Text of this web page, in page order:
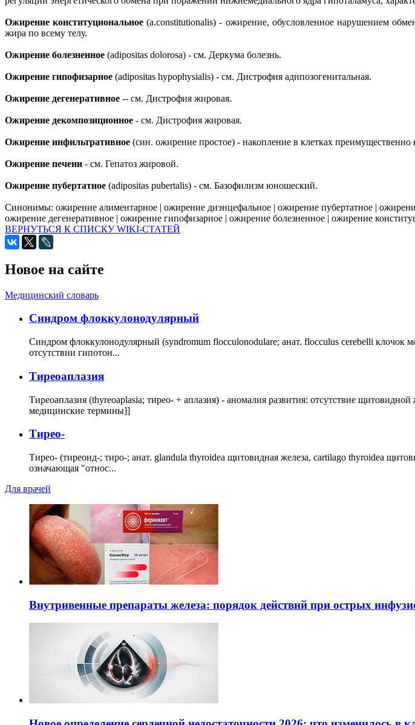
Ожирение конституциональное (a.constitutionalis) - ожирение, обусловленное нарушением
жира по всему телу.
Ожирение болезненное (adipositas dolorosa) - см. Деркума болезнь.
Ожирение гипофизарное (adipositas hypophysialis) - см. Дистрофия адипозогенитальная.
Ожирение дегенеративное -- см. Дистрофия жировая.
Ожирение декомпозиционное - см. Дистрофия жировая.
Ожирение инфильтративное (син. ожирение простое) - накопление в клетках
Ожирение печени - см. Гепатоз жировой.
Ожирение пубертатное (adipositas pubertalis) - см. Базофилизм юношеский.
Синонимы: ожирение алиментарное | ожирение диэнцефальное | ожирение пубертатное |
ожирение дегенеративное | ожирение гипофизарное | ожирение болезненное | ожирение
ВЕРНУТЬСЯ К СПИСКУ WIKI-СТАТЕЙ
Новое на сайте
Медицинский словарь
Cиндром флоккулонодулярный
Синдром флоккулонодулярный (syndromum flocculonodulare; анат. flocculus cerebelli клочок
отсутствии гипотон...
Тиреоаплазия
Тиреоаплазия (thyreoaplasia; тирео- + аплазия) - аномалия развития: отсутствие
медицинские термины]]
Тирео-
Тирео- (тиреоид-; тиро-; анат. glandula thyroidea щитовидная железа, cartilago thyroidea
означающая "относ...
Для врачей
Внутривенные препараты железа: порядок действий при острых